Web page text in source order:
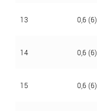
13 0,6 (6)
14 0,6 (6)
15 0,6 (6)